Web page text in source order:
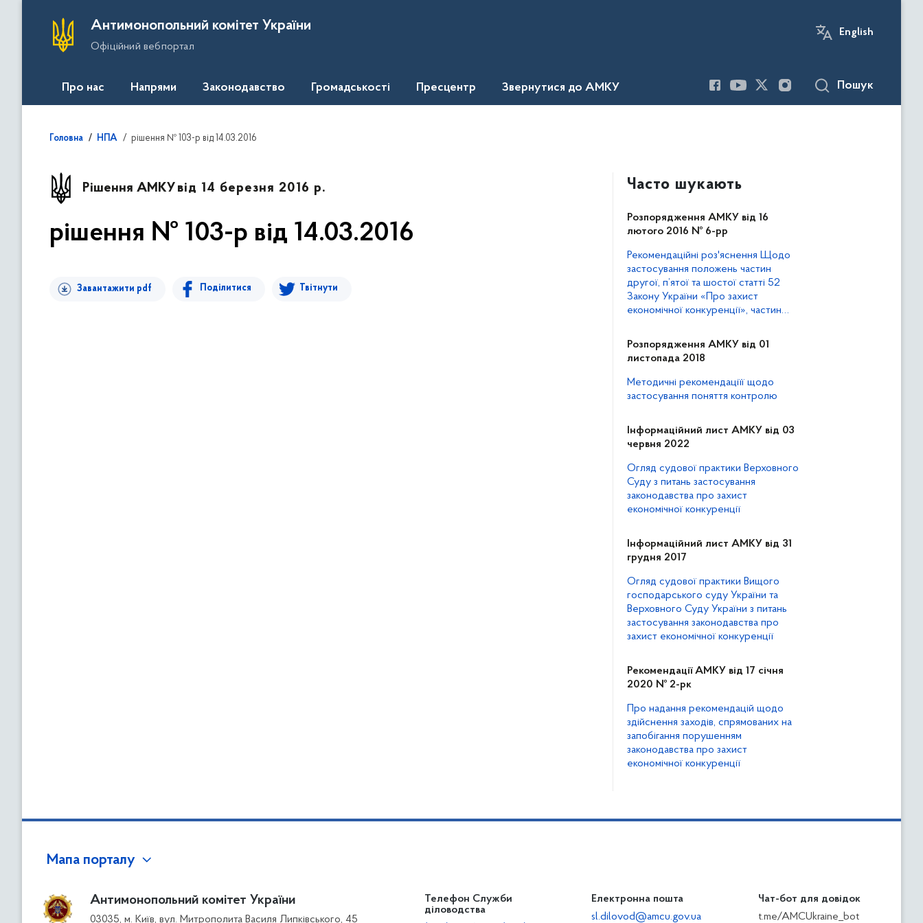
Антимонопольний комітет України
Офіційний вебпортал
English
Про нас Напрями Законодавство Громадськості Пресцентр Звернутися до АМКУ Пошук
Головна НПА рішення № 103-р від 14.03.2016
Рішення АМКУ від 14 березня 2016 р.
рішення № 103-р від 14.03.2016
Завантажити pdf Поділитися Твітнути
Часто шукають
Розпорядження АМКУ від 16
лютого 2016 № 6-рр
Рекомендаційні роз'яснення Щодо
застосування положень частин
другої, п’ятої та шостої статті 52
Закону України «Про захист
економічної конкуренції», частин
України «Про захист від
недобросовісної конкуренції»
Розпорядження АМКУ від 01
листопада 2018
Методичні рекомендаціїї щодо
застосування поняття контролю
Інформаційний лист АМКУ від 03
червня 2022
Огляд судової практики Верховного
Суду з питань застосування
законодавства про захист
економічної конкуренції
Інформаційний лист АМКУ від 31
грудня 2017
Огляд судової практики Вищого
господарського суду України та
Верховного Суду України з питань
застосування законодавства про
захист економічної конкуренції
Рекомендації АМКУ від 17 січня
2020 № 2-рк
Про надання рекомендацій щодо
здійснення заходів, спрямованих на
запобігання порушенням
законодавства про захист
економічної конкуренції
Мапа порталу
Антимонопольний комітет України
03035, м. Київ, вул. Митрополита Василя Липківського, 45
Телефон Служби
діловодства
Електронна пошта
sl.dilovod@amcu.gov.ua
Чат-бот для довідок
t.me/AMCUkraine_bot